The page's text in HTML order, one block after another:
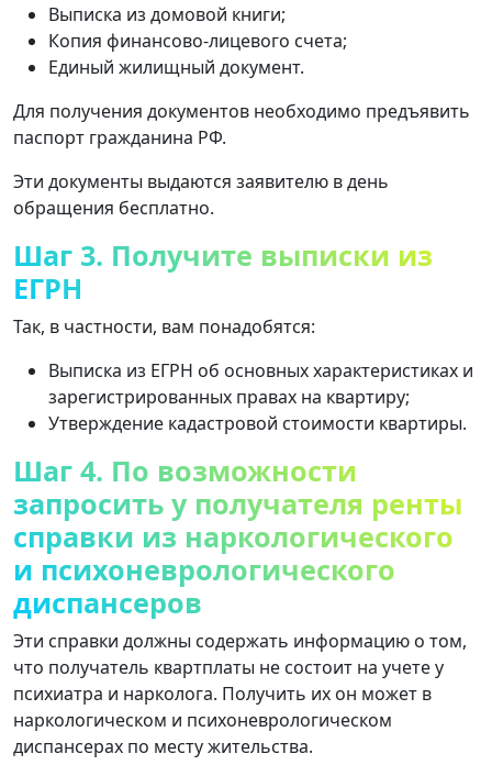
Выписка из домовой книги;
Копия финансово-лицевого счета;
Единый жилищный документ.
Для получения документов необходимо предъявить
паспорт гражданина РФ.
Эти документы выдаются заявителю в день
обращения бесплатно.
Шаг 3. Получите выписки из
ЕГРН
Так, в частности, вам понадобятся:
Выписка из ЕГРН об основных характеристиках и
зарегистрированных правах на квартиру;
Утверждение кадастровой стоимости квартиры.
Шаг 4. По возможности
запросить у получателя ренты
справки из наркологического
и психоневрологического
диспансеров
Эти справки должны содержать информацию о том,
что получатель квартплаты не состоит на учете у
психиатра и нарколога. Получить их он может в
наркологическом и психоневрологическом
диспансерах по месту жительства.